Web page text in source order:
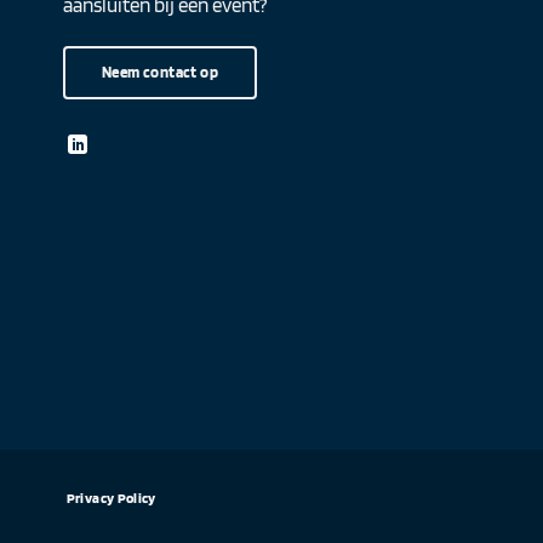
Neem contact op
Privacy Policy